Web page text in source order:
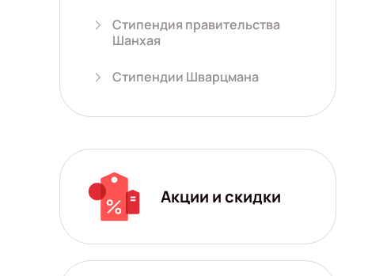
Стипендия правительства
Шанхая
Стипендии Шварцмана
Акции и скидки